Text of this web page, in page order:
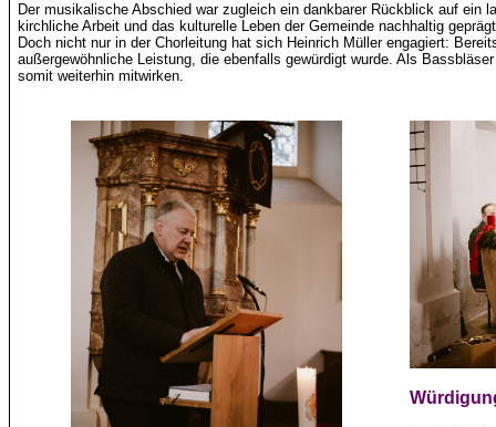
Der musikalische Abschied war zugleich ein dankbarer Rückblick auf ein
kirchliche Arbeit und das kulturelle Leben der Gemeinde nachhaltig
Doch nicht nur in der Chorleitung hat sich Heinrich Müller engagiert:
außergewöhnliche Leistung, die ebenfalls gewürdigt wurde. Als
somit weiterhin mitwirken.